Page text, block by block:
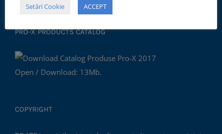
PRO-X PRODUCTS CATALOG
Open / Download: 13Mb.
COPYRIGHT
Setări Cookie ACCEPT